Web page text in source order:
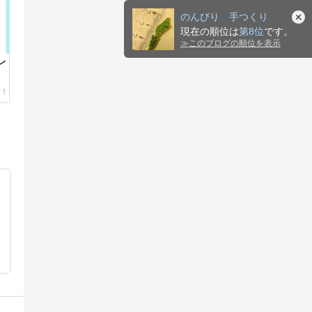
のんびり 手つくり
現在の順位は第8位です。
≫ このブログの順位を表示